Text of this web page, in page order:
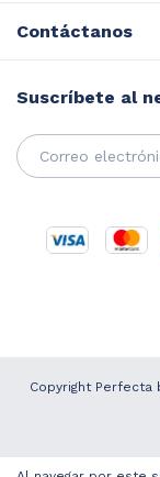
Contáctanos
Suscríbete al
Copyright Perfecta